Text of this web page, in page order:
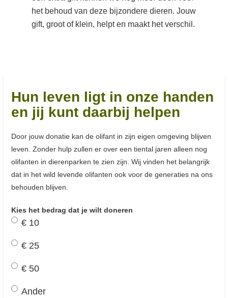
het behoud van deze bijzondere dieren. Jouw
gift, groot of klein, helpt en maakt het verschil.
Hun leven ligt in onze handen
en jij kunt daarbij helpen
Door jouw donatie kan de olifant in zijn eigen omgeving blijven
leven. Zonder hulp zullen er over een tiental jaren alleen nog
olifanten in dierenparken te zien zijn. Wij vinden het belangrijk
dat in het wild levende olifanten ook voor de generaties na ons
behouden blijven.
Kies het bedrag dat je wilt doneren
€ 10
€ 25
€ 50
Ander